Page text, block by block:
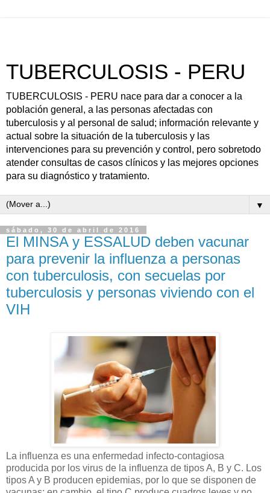
TUBERCULOSIS - PERU
TUBERCULOSIS - PERU nace para dar a conocer a la
población general, a las personas afectadas con
tuberculosis y al personal de salud; información relevante y
actual sobre la situación de la tuberculosis y las
intervenciones para su prevención y control, pero sobretodo
atender consultas de casos clínicos y las mejores opciones
para su diagnóstico y tratamiento.
▼
sábado, 30 de abril de 2016
El MINSA y ESSALUD deben vacunar
para prevenir la influenza a personas
con tuberculosis, con secuelas por
tuberculosis y personas viviendo con el
VIH
La influenza es una enfermedad infecto-contagiosa
producida por los virus de la influenza de tipos A, B y C. Los
tipos A y B producen epidemias, por lo que se disponen de